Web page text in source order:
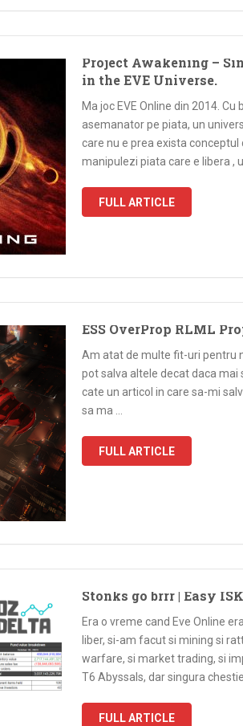
Project Awakening –
in the EVE Universe.
Ma joc EVE Online din 2014.
asemanator pe piata, un
care nu e prea exista conceptul
manipulezi piata care e libera ,
FULL ARTICLE
ESS OverProp RLML
Am atat de multe fit-uri pentru
pot salva altele decat daca
cate un articol in care sa-mi
sa ma …
FULL ARTICLE
Stonks go brrr | Easy
Era o vreme cand Eve Online
liber, si-am facut si mining si
warfare, si market trading, si
T6 Abyssals, dar singura
FULL ARTICLE